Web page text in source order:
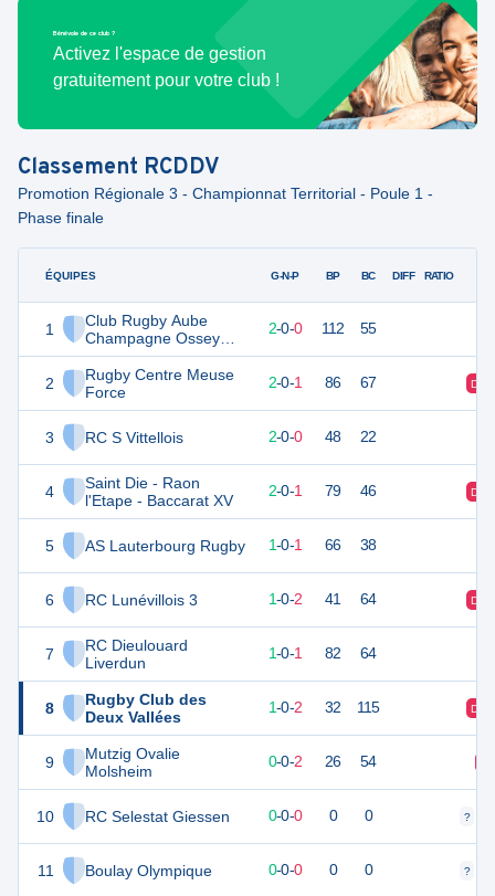
Bénévole de ce club ?
Activez l'espace de gestion
gratuitement pour votre club !
Classement RCDDV
Promotion Régionale 3 - Championnat Territorial - Poule 1 -
Phase finale
ÉQUIPES
1
Club Rugby Aube
Champagne Ossey
Marigny
2
Rugby Centre Meuse
Force
3 RC S Vittellois
4
Saint Die - Raon
l'Etape - Baccarat XV
5 AS Lauterbourg Rugby
6 RC Lunévillois 3
7
RC Dieulouard
Liverdun
8
Rugby Club des
Deux Vallées
9
Mutzig Ovalie
Molsheim
10 RC Selestat Giessen
11 Boulay Olympique
G-N-P BP BC DIFF RATIO
9 2-0-0 112 55
9 2-0-1 86 67 D
2-0-0 48 22
8 3 2-0-1 79 46 D
6 2 1-0-1 66 38
1-0-2 41 64 D
1-0-1 82 64
4 1-0-2 32 115 D
0-0-2 26 54
0 0-0-0 0 0 ?
0 0-0-0 0 0 ?